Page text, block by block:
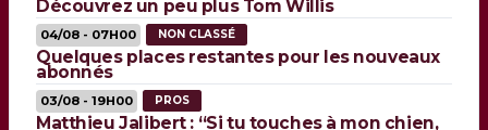
Découvrez un peu plus Tom Willis
04/08 - 07H00 NON CLASSÉ
Quelques places restantes pour les nouveaux
abonnés
03/08 - 19H00 PROS
Matthieu Jalibert : “Si tu touches à mon chien,